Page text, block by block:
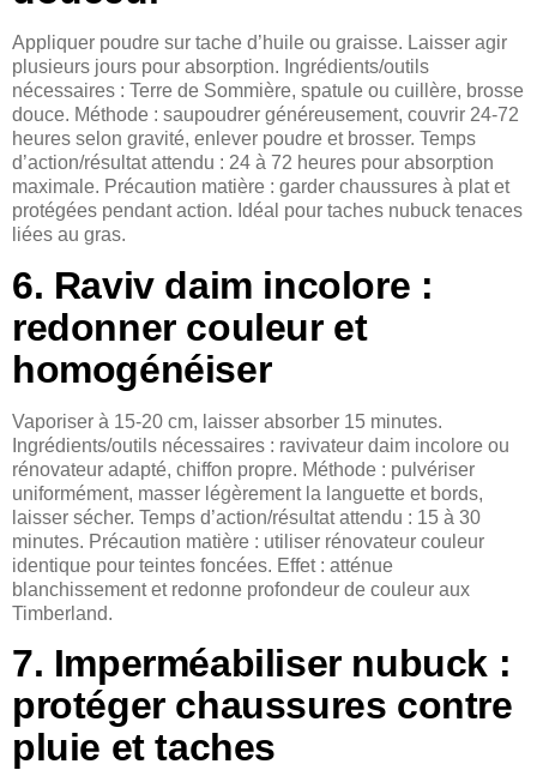
Appliquer poudre sur tache d’huile ou graisse. Laisser agir
plusieurs jours pour absorption. Ingrédients/outils
nécessaires : Terre de Sommière, spatule ou cuillère, brosse
douce. Méthode : saupoudrer généreusement, couvrir 24-72
heures selon gravité, enlever poudre et brosser. Temps
d’action/résultat attendu : 24 à 72 heures pour absorption
maximale. Précaution matière : garder chaussures à plat et
protégées pendant action. Idéal pour taches nubuck tenaces
liées au gras.
6. Raviv daim incolore :
redonner couleur et
homogénéiser
Vaporiser à 15-20 cm, laisser absorber 15 minutes.
Ingrédients/outils nécessaires : ravivateur daim incolore ou
rénovateur adapté, chiffon propre. Méthode : pulvériser
uniformément, masser légèrement la languette et bords,
laisser sécher. Temps d’action/résultat attendu : 15 à 30
minutes. Précaution matière : utiliser rénovateur couleur
identique pour teintes foncées. Effet : atténue
blanchissement et redonne profondeur de couleur aux
Timberland.
7. Imperméabiliser nubuck :
protéger chaussures contre
pluie et taches